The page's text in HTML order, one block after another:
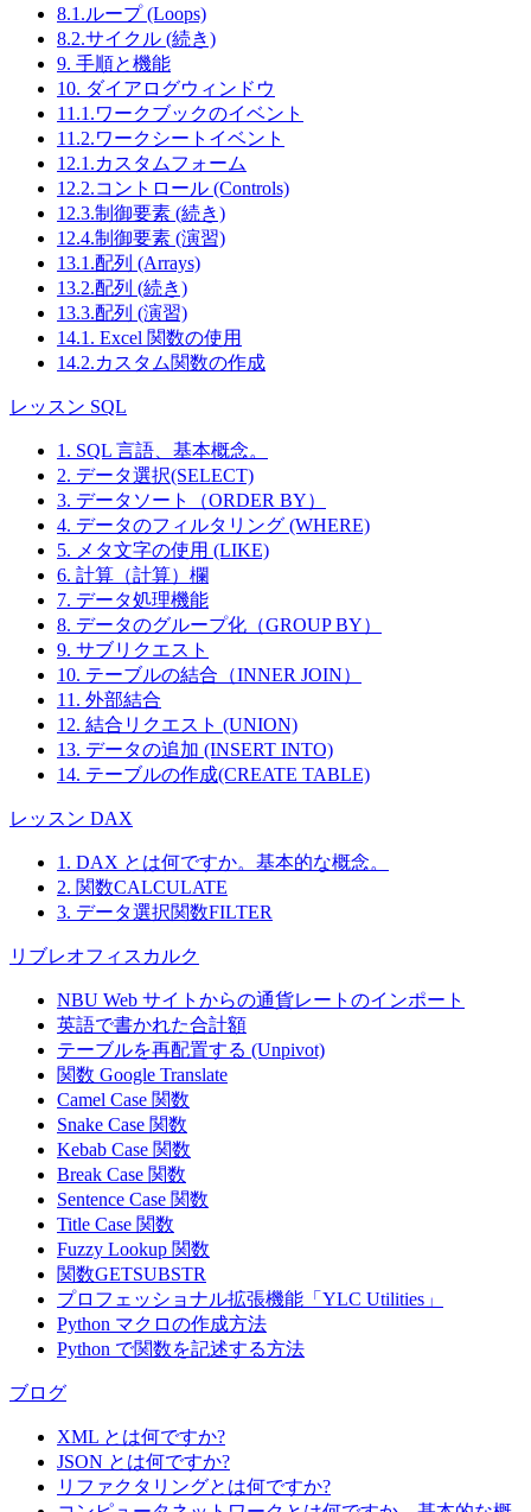
8.1.ループ (Loops)
8.2.サイクル (続き)
9. 手順と機能
10. ダイアログウィンドウ
11.1.ワークブックのイベント
11.2.ワークシートイベント
12.1.カスタムフォーム
12.2.コントロール (Controls)
12.3.制御要素 (続き)
12.4.制御要素 (演習)
13.1.配列 (Arrays)
13.2.配列 (続き)
13.3.配列 (演習)
14.1. Excel 関数の使用
14.2.カスタム関数の作成
レッスン SQL
1. SQL 言語、基本概念。
2. データ選択(SELECT)
3. データソート（ORDER BY）
4. データのフィルタリング (WHERE)
5. メタ文字の使用 (LIKE)
6. 計算（計算）欄
7. データ処理機能
8. データのグループ化（GROUP BY）
9. サブリクエスト
10. テーブルの結合（INNER JOIN）
11. 外部結合
12. 結合リクエスト (UNION)
13. データの追加 (INSERT INTO)
14. テーブルの作成(CREATE TABLE)
レッスン DAX
1. DAX とは何ですか。基本的な概念。
2. 関数CALCULATE
3. データ選択関数FILTER
リブレオフィスカルク
NBU Web サイトからの通貨レートのインポート
英語で書かれた合計額
テーブルを再配置する (Unpivot)
関数 Google Translate
Camel Case 関数
Snake Case 関数
Kebab Case 関数
Break Case 関数
Sentence Case 関数
Title Case 関数
Fuzzy Lookup 関数
関数GETSUBSTR
プロフェッショナル拡張機能「YLC Utilities」
Python マクロの作成方法
Python で関数を記述する方法
ブログ
XML とは何ですか?
JSON とは何ですか?
リファクタリングとは何ですか?